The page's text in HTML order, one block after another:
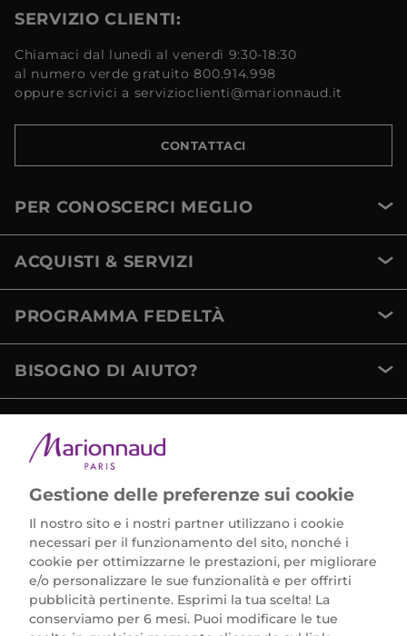
SERVIZIO CLIENTI:
Chiamaci dal lunedì al venerdì 9:30-18:30
al numero verde gratuito 800.914.998
oppure scrivici a servizioclienti@marionnaud.it
CONTATTACI
PER CONOSCERCI MEGLIO
ACQUISTI & SERVIZI
PROGRAMMA FEDELTÀ
BISOGNO DI AIUTO?
Marionnaud Parfumeries Italia S.r.l.
Largo Fiera Milano 5, 20017 Rho (MI)
Gestione delle preferenze sui cookie
Il nostro sito e i nostri partner utilizzano i cookie
necessari per il funzionamento del sito, nonché i
cookie per ottimizzarne le prestazioni, per migliorare
e/o personalizzare le sue funzionalità e per offrirti
pubblicità pertinente. Esprimi la tua scelta! La
conserviamo per 6 mesi. Puoi modificare le tue